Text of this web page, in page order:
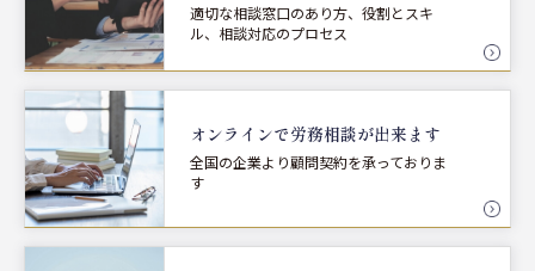
適切な相談窓口のあり方、役割とスキ
ル、相談対応のプロセス
オンラインで労務相談が出来ます
全国の企業より顧問契約を承っておりま
す